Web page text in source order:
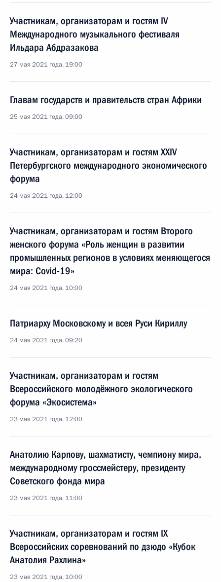
Участникам, организаторам и гостям IV
Международного музыкального фестиваля
Ильдара Абдразакова
27 мая 2021 года, 19:00
Главам государств и правительств стран Африки
25 мая 2021 года, 09:00
Участникам, организаторам и гостям XXIV
Петербургского международного экономического
форума
24 мая 2021 года, 12:00
Участникам, организаторам и гостям Второго
женского форума «Роль женщин в развитии
промышленных регионов в условиях меняющегося
мира: Covid-19»
24 мая 2021 года, 10:00
Патриарху Московскому и всея Руси Кириллу
24 мая 2021 года, 09:20
Участникам, организаторам и гостям
Всероссийского молодёжного экологического
форума «Экосистема»
23 мая 2021 года, 12:00
Анатолию Карпову, шахматисту, чемпиону мира,
международному гроссмейстеру, президенту
Советского фонда мира
23 мая 2021 года, 11:00
Участникам, организаторам и гостям IX
Всероссийских соревнований по дзюдо «Кубок
Анатолия Рахлина»
23 мая 2021 года, 10:00